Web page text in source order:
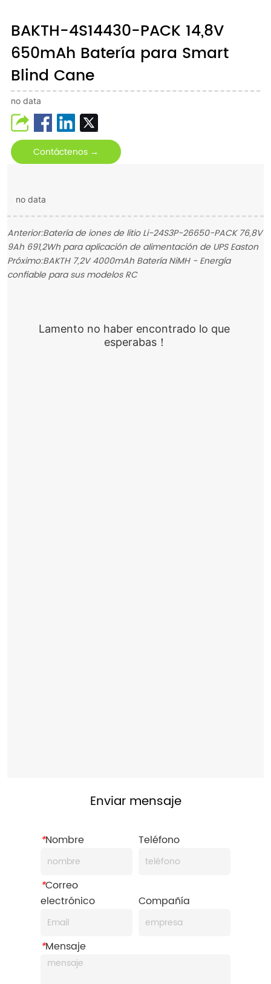
BAKTH-4S14430-PACK 14,8V
650mAh Batería para Smart
Blind Cane
no data
Contáctenos →
no data
Anterior:Batería de iones de litio Li-24S3P-26650-PACK 76,8V
9Ah 691,2Wh para aplicación de alimentación de UPS Easton
Próximo:BAKTH 7,2V 4000mAh Batería NiMH - Energía
confiable para sus modelos RC
Lamento no haber encontrado lo que
esperabas！
Enviar mensaje
*Nombre Teléfono
*Correo
electrónico
Compañía
*Mensaje